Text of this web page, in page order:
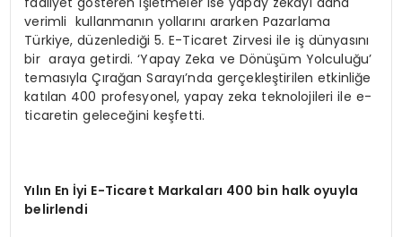
verimli kullanmanın yollarını ararken Pazarlama
Türkiye, düzenlediği 5. E-Ticaret Zirvesi ile iş dünyasını
bir araya getirdi. ‘Yapay Zeka ve Dönüşüm Yolculuğu’
temasıyla Çırağan Sarayı’nda gerçekleştirilen etkinliğe
katılan 400 profesyonel, yapay zeka teknolojileri ile e-
ticaretin geleceğini keşfetti.
Yılın En İyi E-Ticaret Markaları 400 bin halk oyuyla
belirlendi